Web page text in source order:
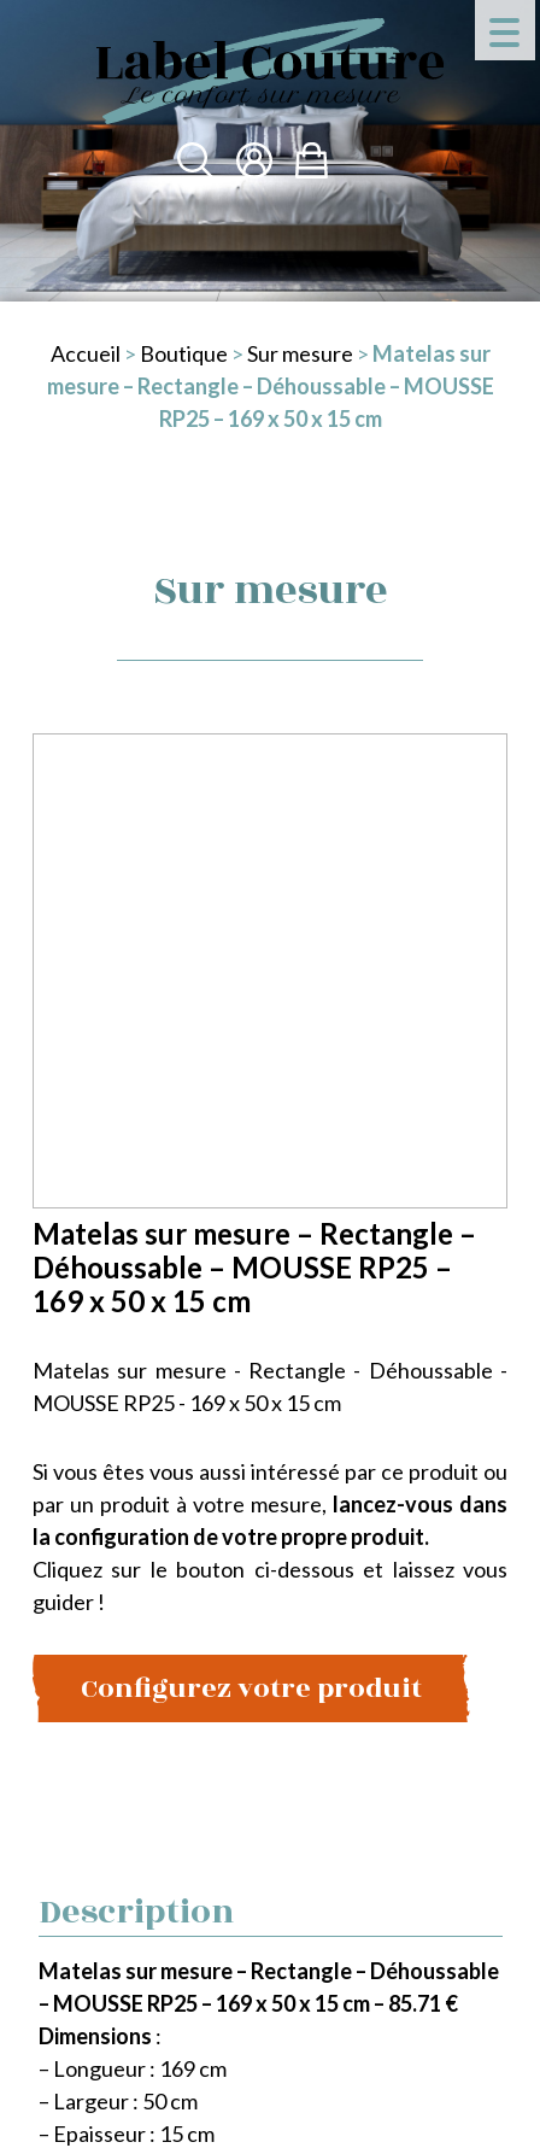
Accueil > Boutique >Sur mesure > Matelas sur
mesure – Rectangle – Déhoussable – MOUSSE
RP25 – 169 x 50 x 15 cm
Sur mesure
Matelas sur mesure – Rectangle –
Déhoussable – MOUSSE RP25 –
169 x 50 x 15 cm
Matelas sur mesure - Rectangle - Déhoussable -
MOUSSE RP25 - 169 x 50 x 15 cm
Si vous êtes vous aussi intéressé par ce produit ou
par un produit à votre mesure, lancez-vous dans
la configuration de votre propre produit.
Cliquez sur le bouton ci-dessous et laissez vous
guider !
Configurez votre produit
Description
Matelas sur mesure – Rectangle – Déhoussable
– MOUSSE RP25 – 169 x 50 x 15 cm – 85.71 €
Dimensions :
– Longueur : 169 cm
– Largeur : 50 cm
– Epaisseur : 15 cm